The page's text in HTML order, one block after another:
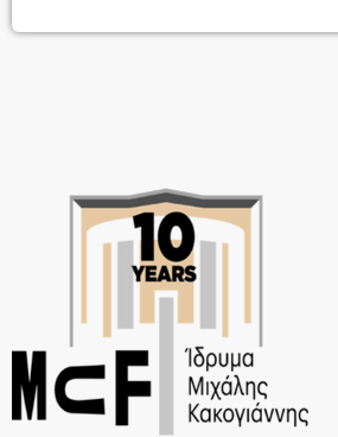
πατριαρχική κοινωνία που θέλει να σε